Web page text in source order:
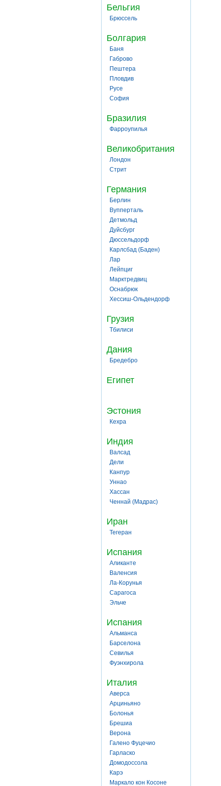
Бельгия
Брюссель
Болгария
Баня
Габрово
Пештера
Пловдив
Русе
София
Бразилия
Фарроупилья
Великобритания
Лондон
Стрит
Германия
Берлин
Вупперталь
Детмольд
Дуйсбург
Дюссельдорф
Карлсбад (Баден)
Лар
Лейпциг
Марктредвиц
Оснабрюк
Хессиш-Ольдендорф
Грузия
Тбилиси
Дания
Бредебро
Египет
Эстония
Кехра
Индия
Валсад
Дели
Канпур
Уннао
Хассан
Ченнай (Мадрас)
Иран
Тегеран
Испания
Аликанте
Валенсия
Ла-Корунья
Сарагоса
Эльче
Испания
Альманса
Барселона
Севилья
Фуэнхирола
Италия
Аверса
Арциньяно
Болонья
Брешиа
Верона
Галено Фуцечио
Гарласко
Домодоссола
Карэ
Маркало кон Косоне